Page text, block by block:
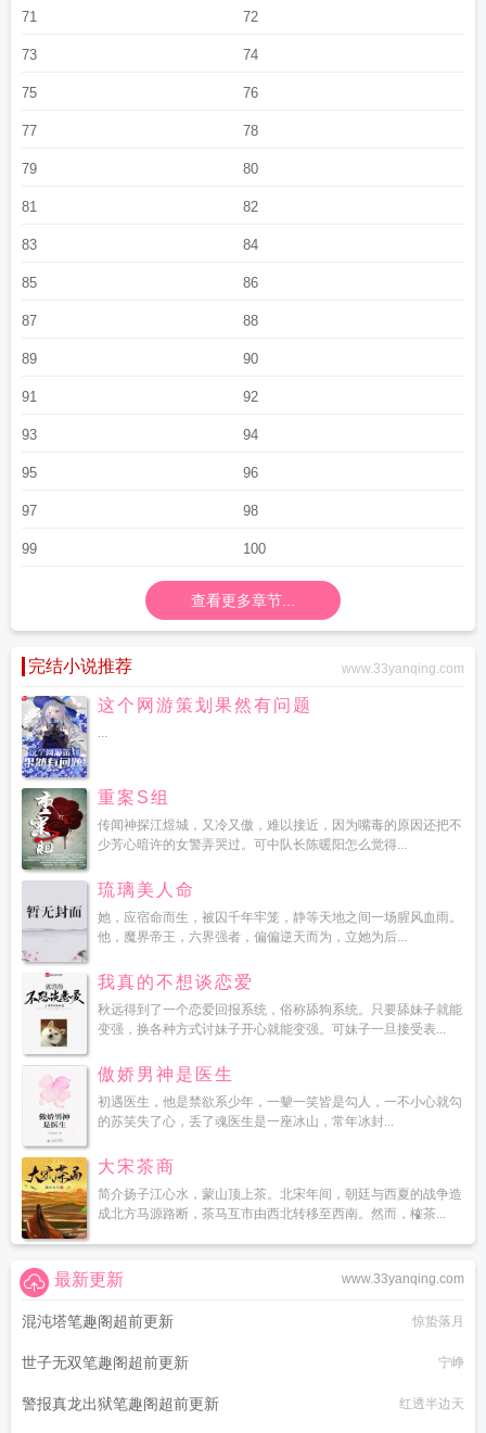
71 72
73 74
75 76
77 78
79 80
81 82
83 84
85 86
87 88
89 90
91 92
93 94
95 96
97 98
99 100
查看更多章节...
完结小说推荐 www.33yanqing.com
这个网游策划果然有问题
...
重案S组
传闻神探江煜城，又冷又傲，难以接近，因为嘴毒的原因还把不
少芳心暗许的女警弄哭过。可中队长陈暖阳怎么觉得...
琉璃美人命
她，应宿命而生，被囚千年牢笼，静等天地之间一场腥风血雨。
他，魔界帝王，六界强者，偏偏逆天而为，立她为后...
我真的不想谈恋爱
秋远得到了一个恋爱回报系统，俗称舔狗系统。只要舔妹子就能
变强，换各种方式讨妹子开心就能变强。可妹子一旦接受表...
傲娇男神是医生
初遇医生，他是禁欲系少年，一颦一笑皆是勾人，一不小心就勾
的苏笑失了心，丢了魂医生是一座冰山，常年冰封...
大宋茶商
简介扬子江心水，蒙山顶上茶。北宋年间，朝廷与西夏的战争造
成北方马源路断，茶马互市由西北转移至西南。然而，榷茶...
www.33yanqing.com
最新更新
混沌塔笔趣阁超前更新 惊蛰落月
世子无双笔趣阁超前更新 宁峥
警报真龙出狱笔趣阁超前更新 红透半边天